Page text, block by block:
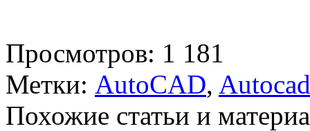
Просмотров: 1 181
Метки: AutoCAD,
Похожие статьи и